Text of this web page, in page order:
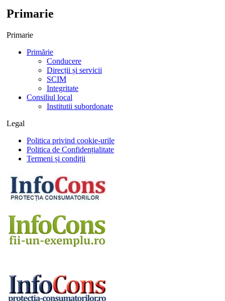
Primarie
Primarie
Primărie
Conducere
Direcții și servicii
SCIM
Integritate
Consiliul local
Institutii subordonate
Legal
Politica privind cookie-urile
Politica de Confidențialitate
Termeni și condiții